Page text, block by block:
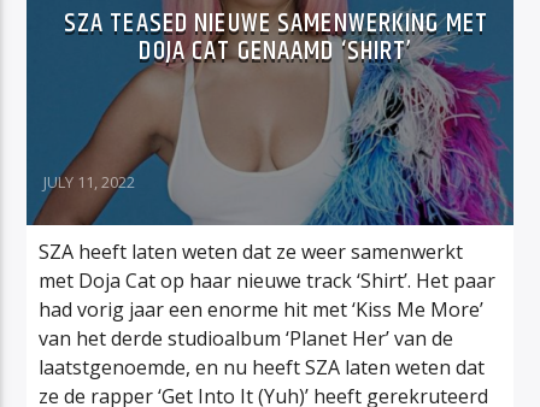
SZA TEASED NIEUWE SAMENWERKING MET
DOJA CAT GENAAMD ‘SHIRT’
JULY 11, 2022
SZA heeft laten weten dat ze weer samenwerkt
met Doja Cat op haar nieuwe track ‘Shirt’. Het paar
had vorig jaar een enorme hit met ‘Kiss Me More’
van het derde studioalbum ‘Planet Her’ van de
laatstgenoemde, en nu heeft SZA laten weten dat
ze de rapper ‘Get Into It (Yuh)’ heeft gerekruteerd